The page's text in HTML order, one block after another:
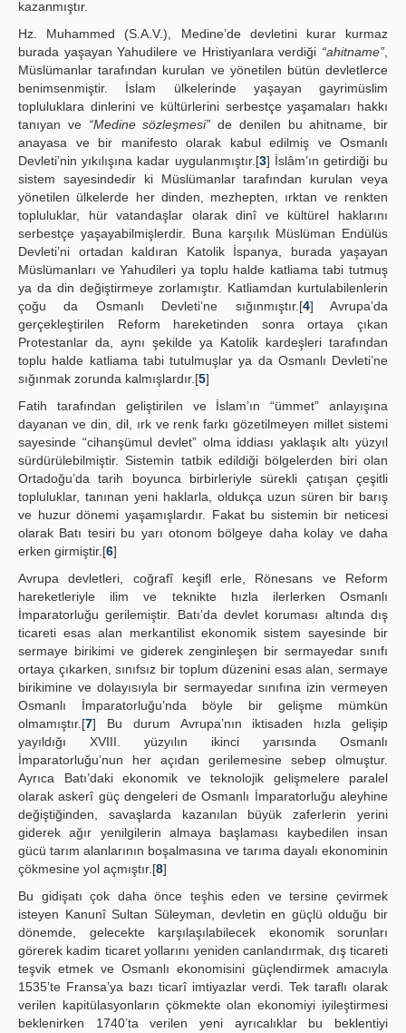
kazanmıştır.
Hz. Muhammed (S.A.V.), Medine’de devletini kurar kurmaz
burada yaşayan Yahudilere ve Hristiyanlara verdiği “ahitname”
Müslümanlar tarafından kurulan ve yönetilen bütün devletlerce
benimsenmiştir. İslam ülkelerinde yaşayan gayrimüslim
topluluklara dinlerini ve kültürlerini serbestçe yaşamaları hakkı
tanıyan ve “Medine sözleşmesi” de denilen bu ahitname, bir
anayasa ve bir manifesto olarak kabul edilmiş ve Osmanlı
Devleti’nin yıkılışına kadar uygulanmıştır.[3] İslâm’ın getirdiği bu
sistem sayesindedir ki Müslümanlar tarafından kurulan veya
yönetilen ülkelerde her dinden, mezhepten, ırktan ve renkten
topluluklar, hür vatandaşlar olarak dinî ve kültürel haklarını
serbestçe yaşayabilmişlerdir. Buna karşılık Müslüman Endülüs
Devleti’ni ortadan kaldıran Katolik İspanya, burada yaşayan
Müslümanları ve Yahudileri ya toplu halde katliama tabi tutmuş
ya da din değiştirmeye zorlamıştır. Katliamdan kurtulabilenlerin
çoğu da Osmanlı Devleti’ne sığınmıştır.[4] Avrupa’da
gerçekleştirilen Reform hareketinden sonra ortaya çıkan
Protestanlar da, aynı şekilde ya Katolik kardeşleri tarafından
toplu halde katliama tabi tutulmuşlar ya da Osmanlı Devleti’ne
sığınmak zorunda kalmışlardır.[5]
Fatih tarafından geliştirilen ve İslam’ın “ümmet” anlayışına
dayanan ve din, dil, ırk ve renk farkı gözetilmeyen millet sistemi
sayesinde “cihanşümul devlet” olma iddiası yaklaşık altı yüzyıl
sürdürülebilmiştir. Sistemin tatbik edildiği bölgelerden biri olan
Ortadoğu’da tarih boyunca birbirleriyle sürekli çatışan çeşitli
topluluklar, tanınan yeni haklarla, oldukça uzun süren bir barış
ve huzur dönemi yaşamışlardır. Fakat bu sistemin bir neticesi
olarak Batı tesiri bu yarı otonom bölgeye daha kolay ve daha
erken girmiştir.[6]
Avrupa devletleri, coğrafî keşifl erle, Rönesans ve Reform
hareketleriyle ilim ve teknikte hızla ilerlerken Osmanlı
İmparatorluğu gerilemiştir. Batı’da devlet koruması altında dış
ticareti esas alan merkantilist ekonomik sistem sayesinde bir
sermaye birikimi ve giderek zenginleşen bir sermayedar sınıfı
ortaya çıkarken, sınıfsız bir toplum düzenini esas alan, sermaye
birikimine ve dolayısıyla bir sermayedar sınıfına izin vermeyen
Osmanlı İmparatorluğu’nda böyle bir gelişme mümkün
olmamıştır.[7] Bu durum Avrupa’nın iktisaden hızla gelişip
yayıldığı XVIII. yüzyılın ikinci yarısında Osmanlı
İmparatorluğu’nun her açıdan gerilemesine sebep olmuştur.
Ayrıca Batı’daki ekonomik ve teknolojik gelişmelere paralel
olarak askerî güç dengeleri de Osmanlı İmparatorluğu aleyhine
değiştiğinden, savaşlarda kazanılan büyük zaferlerin yerini
giderek ağır yenilgilerin almaya başlaması kaybedilen insan
gücü tarım alanlarının boşalmasına ve tarıma dayalı ekonominin
çökmesine yol açmıştır.[8]
Bu gidişatı çok daha önce teşhis eden ve tersine çevirmek
isteyen Kanunî Sultan Süleyman, devletin en güçlü olduğu bir
dönemde, gelecekte karşılaşılabilecek ekonomik sorunları
görerek kadim ticaret yollarını yeniden canlandırmak, dış ticareti
teşvik etmek ve Osmanlı ekonomisini güçlendirmek amacıyla
1535’te Fransa’ya bazı ticarî imtiyazlar verdi. Tek taraflı olarak
verilen kapitülasyonların çökmekte olan ekonomiyi iyileştirmesi
beklenirken 1740’ta verilen yeni ayrıcalıklar bu beklentiyi